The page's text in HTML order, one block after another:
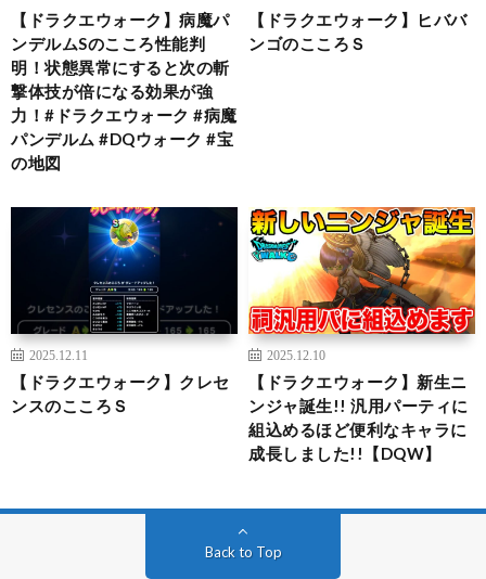
【ドラクエウォーク】病魔パ
ンデルムSのこころ性能判
明！状態異常にすると次の斬
撃体技が倍になる効果が強
力！#ドラクエウォーク #病魔
パンデルム #DQウォーク #宝
の地図
【ドラクエウォーク】ヒババ
ンゴのこころＳ
2025.12.11
【ドラクエウォーク】クレセ
ンスのこころＳ
2025.12.10
【ドラクエウォーク】新生ニ
ンジャ誕生!! 汎用パーティに
組込めるほど便利なキャラに
成長しました!!【DQW】
Back to Top